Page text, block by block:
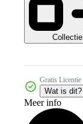
Collectie
Gratis Licentie
Wat is dit?
Meer info